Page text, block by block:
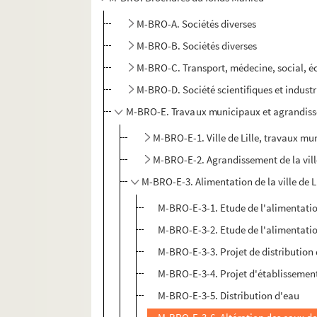
M-BRO-A. Sociétés diverses
M-BRO-B. Sociétés diverses
M-BRO-C. Transport, médecine, social,
M-BRO-D. Société scientifiques et
M-BRO-E. Travaux municipaux et
M-BRO-E-1. Ville de Lille, travaux
M-BRO-E-2. Agrandissement de la
M-BRO-E-3. Alimentation de la ville de
M-BRO-E-3-1. Etude de
M-BRO-E-3-2. Etude de
M-BRO-E-3-3. Projet de distribution
M-BRO-E-3-4. Projet
M-BRO-E-3-5. Distribution d'eau